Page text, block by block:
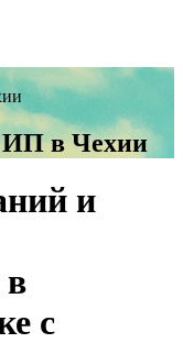
ИП в Чехии
и
в
с